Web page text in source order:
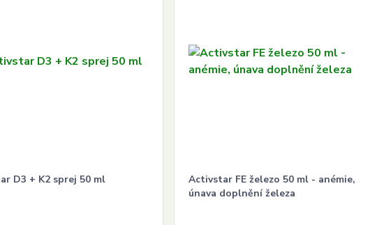
D3 + K2 sprej 50 ml
Activstar FE železo 50 ml - anémie,
únava doplnění železa